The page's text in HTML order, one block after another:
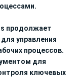
продолжает
управления
процессов.
для
ключевых